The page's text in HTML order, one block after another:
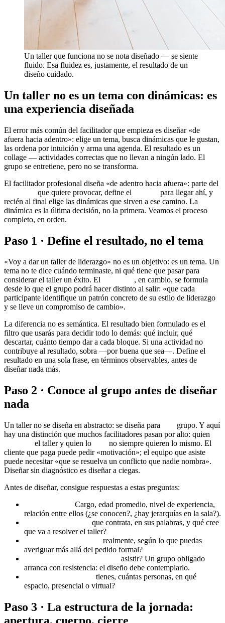
Un taller que funciona no se nota diseñado — se siente
fluido. Esa fluidez es, justamente, el resultado de un
diseño cuidado.
Un taller no es un tema con dinámicas: es
una experiencia diseñada
El error más común del facilitador que empieza es diseñar «de
afuera hacia adentro»: elige un tema, busca dinámicas que le gustan,
las ordena por intuición y arma una agenda. El resultado es un
collage — actividades correctas que no llevan a ningún lado. El
grupo se entretiene, pero no se transforma.
El facilitador profesional diseña «de adentro hacia afuera»: parte del
que quiere provocar, define el
para llegar ahí, y
recién al final elige las dinámicas que sirven a ese camino. La
dinámica es la última decisión, no la primera. Veamos el proceso
completo, en orden.
Paso 1 · Define el resultado, no el tema
«Voy a dar un taller de liderazgo» no es un objetivo: es un tema. Un
tema no te dice cuándo terminaste, ni qué tiene que pasar para
considerar el taller un éxito. El
, en cambio, se formula
desde lo que el grupo podrá hacer distinto al salir: «que cada
participante identifique un patrón concreto de su estilo de liderazgo
y se lleve un compromiso de cambio».
La diferencia no es semántica. El resultado bien formulado es el
filtro que usarás para decidir todo lo demás: qué incluir, qué
descartar, cuánto tiempo dar a cada bloque. Si una actividad no
contribuye al resultado, sobra —por buena que sea—. Define el
resultado en una sola frase, en términos observables, antes de
diseñar nada más.
Paso 2 · Conoce al grupo antes de diseñar
nada
Un taller no se diseña en abstracto: se diseña para
grupo. Y aquí
hay una distinción que muchos facilitadores pasan por alto: quien
el taller y quien lo
no siempre quieren lo mismo. El
cliente que paga puede pedir «motivación»; el equipo que asiste
puede necesitar «que se resuelva un conflicto que nadie nombra».
Diseñar sin diagnóstico es diseñar a ciegas.
Antes de diseñar, consigue respuestas a estas preguntas:
Cargo, edad promedio, nivel de experiencia,
relación entre ellos (¿se conocen?, ¿hay jerarquías en la sala?).
que contrata, en sus palabras, y qué cree
que va a resolver el taller?
realmente, según lo que puedas
averiguar más allá del pedido formal?
asistir? Un grupo obligado
arranca con resistencia: el diseño debe contemplarlo.
tienes, cuántas personas, en qué
espacio, presencial o virtual?
Paso 3 · La estructura de la jornada: